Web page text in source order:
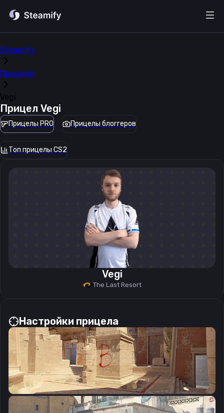
Steamify
Прицелы
Vegi
Прицел Vegi
Прицелы PRO Прицелы блоггеров
Топ прицелы CS2
Vegi
The Last Resort
Настройки прицела
CSGO-OFKZZ-mZp9n-KXx4x-2SmEp-jcYHK